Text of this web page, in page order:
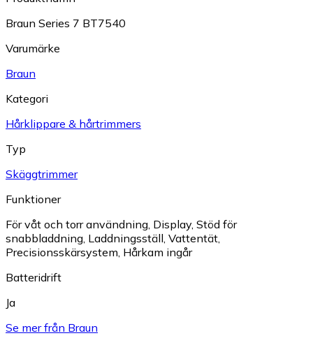
Braun Series 7 BT7540
Varumärke
Braun
Kategori
Hårklippare & hårtrimmers
Typ
Skäggtrimmer
Funktioner
För våt och torr användning, Display, Stöd för
snabbladdning, Laddningsställ, Vattentät,
Precisionsskärsystem, Hårkam ingår
Batteridrift
Ja
Se mer från Braun